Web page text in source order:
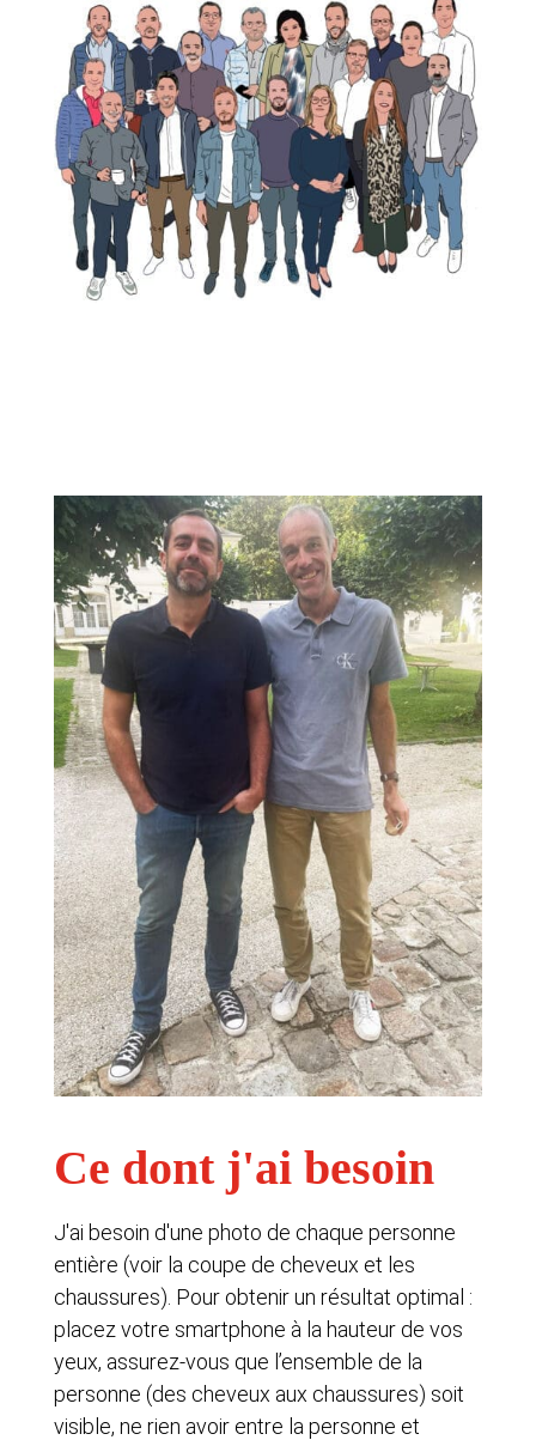
Ce dont j'ai besoin
J'ai besoin d'une photo de chaque personne
entière (voir la coupe de cheveux et les
chaussures). Pour obtenir un résultat optimal :
placez votre smartphone à la hauteur de vos
yeux, assurez-vous que l’ensemble de la
personne (des cheveux aux chaussures) soit
visible, ne rien avoir entre la personne et